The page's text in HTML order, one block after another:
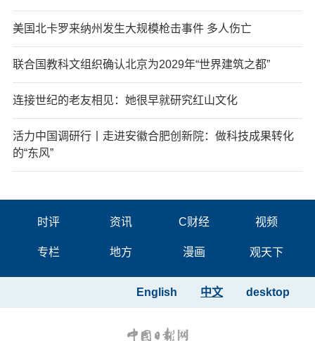
美国北卡罗来纳州发生大规模枪击事件 多人伤亡
联合国教科文组织确认北京为2029年“世界建筑之都”
连接世纪的老友相见：她很早就研究红山文化
活力中国调研行丨走进安徽合肥创新院：做科技成果转化
的“东风”
时评 资讯 C财经 视频
专栏 地方 漫画 观天下
desktop
中文
English